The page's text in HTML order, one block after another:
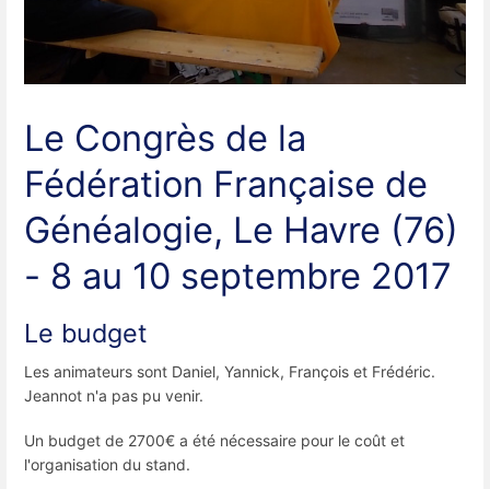
Le Congrès de la
Fédération Française de
Généalogie, Le Havre (76)
- 8 au 10 septembre 2017
Le budget
Les animateurs sont Daniel, Yannick, François et Frédéric.
Jeannot n'a pas pu venir.
Un budget de 2700€ a été nécessaire pour le coût et
l'organisation du stand.